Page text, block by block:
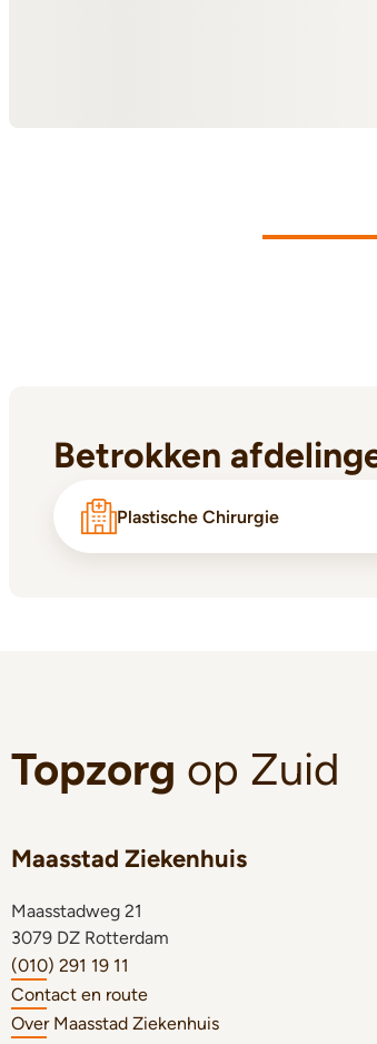
Betrokken
Plastische Chirurgie
Topzorg op Zuid
Maasstad Ziekenhuis
Maasstadweg 21
3079 DZ Rotterdam
(010) 291 19 11
Contact en route
Over Maasstad Ziekenhuis